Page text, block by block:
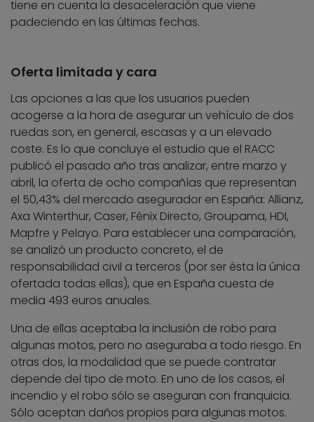
tiene en cuenta la desaceleración que viene
padeciendo en las últimas fechas.
Oferta limitada y cara
Las opciones a las que los usuarios pueden
acogerse a la hora de asegurar un vehículo de dos
ruedas son, en general, escasas y a un elevado
coste. Es lo que concluye el estudio que el RACC
publicó el pasado año tras analizar, entre marzo y
abril, la oferta de ocho compañías que representan
el 50,43% del mercado asegurador en España: Allianz,
Axa Winterthur, Caser, Fénix Directo, Groupama, HDI,
Mapfre y Pelayo. Para establecer una comparación,
se analizó un producto concreto, el de
responsabilidad civil a terceros (por ser ésta la única
ofertada todas ellas), que en España cuesta de
media 493 euros anuales.
Una de ellas aceptaba la inclusión de robo para
algunas motos, pero no aseguraba a todo riesgo. En
otras dos, la modalidad que se puede contratar
depende del tipo de moto. En uno de los casos, el
incendio y el robo sólo se aseguran con franquicia.
Sólo aceptan daños propios para algunas motos.